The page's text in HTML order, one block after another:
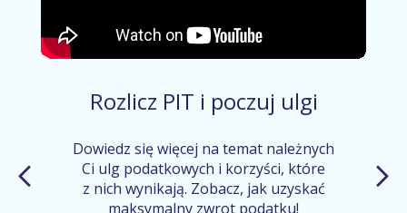
Rozlicz PIT i poczuj ulgi
Dowiedz się więcej na temat należnych
Ci ulg podatkowych i korzyści, które
z nich wynikają. Zobacz, jak uzyskać
maksymalny zwrot podatku!